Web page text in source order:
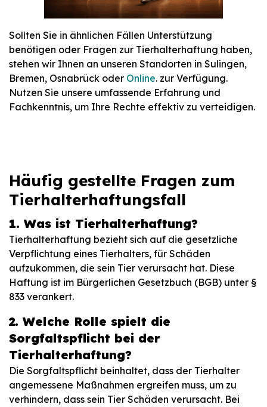
Sollten Sie in ähnlichen Fällen Unterstützung
benötigen oder Fragen zur Tierhalterhaftung haben,
stehen wir Ihnen an unseren Standorten in Sulingen,
Bremen, Osnabrück oder Online. zur Verfügung.
Nutzen Sie unsere umfassende Erfahrung und
Fachkenntnis, um Ihre Rechte effektiv zu verteidigen.
Häufig gestellte Fragen zum
Tierhalterhaftungsfall
1. Was ist Tierhalterhaftung?
Tierhalterhaftung bezieht sich auf die gesetzliche
Verpflichtung eines Tierhalters, für Schäden
aufzukommen, die sein Tier verursacht hat. Diese
Haftung ist im Bürgerlichen Gesetzbuch (BGB) unter §
833 verankert.
2. Welche Rolle spielt die
Sorgfaltspflicht bei der
Tierhalterhaftung?
Die Sorgfaltspflicht beinhaltet, dass der Tierhalter
angemessene Maßnahmen ergreifen muss, um zu
verhindern, dass sein Tier Schäden verursacht. Bei